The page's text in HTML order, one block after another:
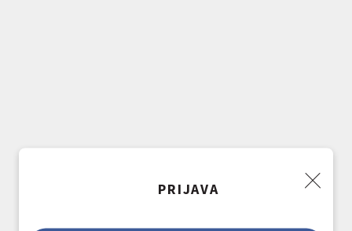
PRIJAVA